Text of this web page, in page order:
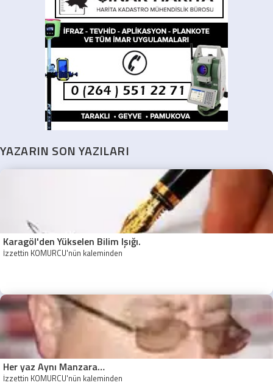
YAZARIN SON YAZILARI
Karagöl'den Yükselen Bilim Işığı.
İzzettin KÖMÜRCÜ'nün kaleminden
Her yaz Aynı Manzara…
İzzettin KÖMÜRCÜ'nün kaleminden